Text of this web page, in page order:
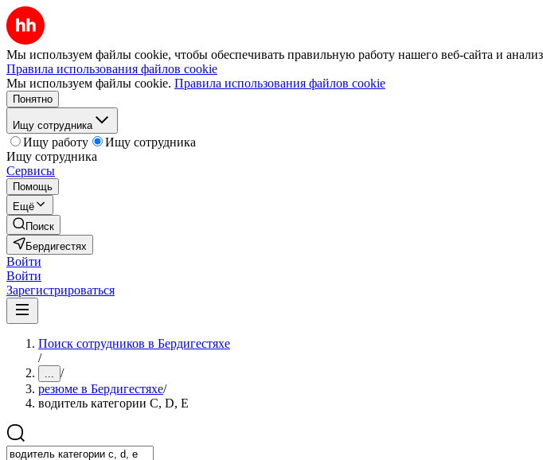
Мы используем файлы cookie, чтобы обеспечивать правильную работу нашего веб-сайта и
Правила использования файлов cookie
Мы используем файлы cookie. Правила использования файлов cookie
Понятно
Ищу сотрудника
Ищу работу
Ищу сотрудника
Ищу сотрудника
Сервисы
Помощь
Ещё
Поиск
Бердигестях
Войти
Войти
Зарегистрироваться
Поиск сотрудников в Бердигестяхе
/
... /
резюме в Бердигестяхе/
водитель категории C, D, E